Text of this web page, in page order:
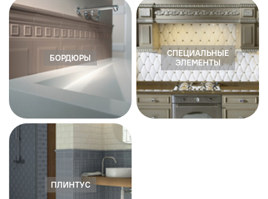
БОРДЮРЫ
СПЕЦИАЛЬНЫЕ
ЭЛЕМЕНТЫ
ПЛИНТУС